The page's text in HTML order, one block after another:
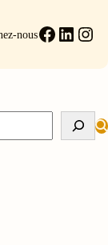
nous